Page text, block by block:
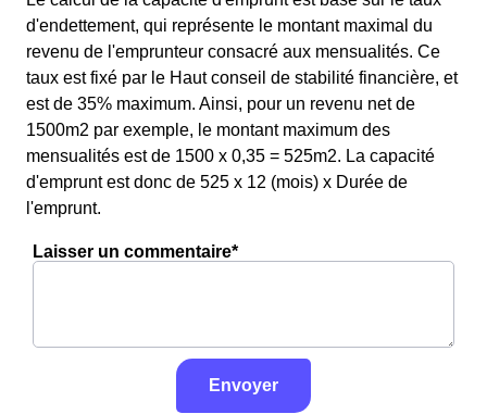
d'endettement, qui représente le montant maximal du
revenu de l'emprunteur consacré aux mensualités. Ce
taux est fixé par le Haut conseil de stabilité financière, et
est de 35% maximum. Ainsi, pour un revenu net de
1500m2 par exemple, le montant maximum des
mensualités est de 1500 x 0,35 = 525m2. La capacité
d'emprunt est donc de 525 x 12 (mois) x Durée de
l'emprunt.
Laisser un commentaire*
Envoyer